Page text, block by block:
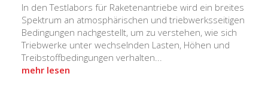
In den Testlabors für Raketenantriebe wird ein breites
Spektrum an atmosphärischen und triebwerksseitigen
Bedingungen nachgestellt, um zu verstehen, wie sich
Triebwerke unter wechselnden Lasten, Höhen und
Treibstoffbedingungen verhalten...
mehr lesen